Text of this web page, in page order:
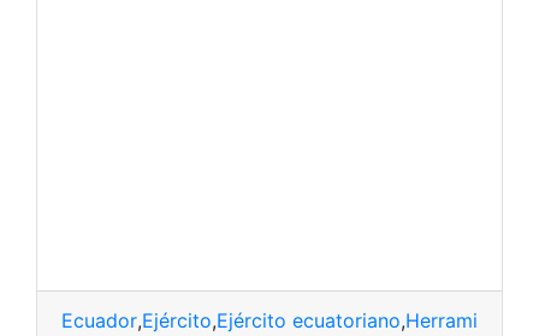
Ecuador,Ejército,Ejército ecuatoriano,Herramientas